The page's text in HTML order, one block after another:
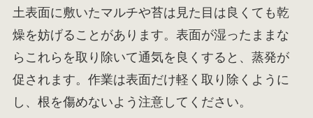
土表面に敷いたマルチや苔は見た目は良くても乾
燥を妨げることがあります。表面が湿ったままな
らこれらを取り除いて通気を良くすると、蒸発が
促されます。作業は表面だけ軽く取り除くように
し、根を傷めないよう注意してください。